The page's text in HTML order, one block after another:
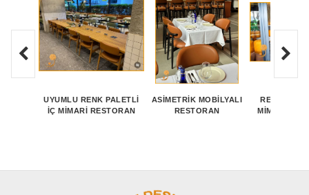
UYUMLU RENK PALETLI
İÇ MIMARI RESTORAN
ASIMETRIK MOBILYALI
RESTORAN
MIMARI